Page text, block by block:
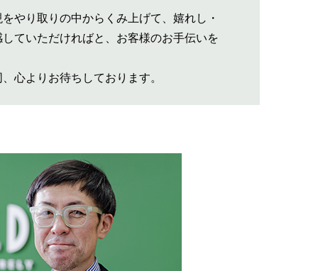
やり取りの中からくみ上げて、嬉れし・
ていただければと、お客様のお手伝いを
心よりお待ちしております。